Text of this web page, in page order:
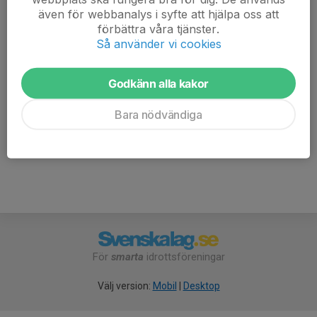
Patrik Sarac Nilsson
Assisterande tränare
072-248 71 88
Hans Bauer
Herransvarig, styrelsen
För smarta idrottsföreningar
Välj version: Mobil Desktop
även för webbanalys i syfte att hjälpa oss att
förbättra våra tjänster.
Så använder vi cookies
Godkänn alla kakor
Bara nödvändiga